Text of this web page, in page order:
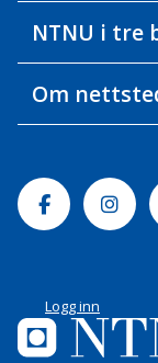
NTNU i tre
Om
Facebook
Logg inn